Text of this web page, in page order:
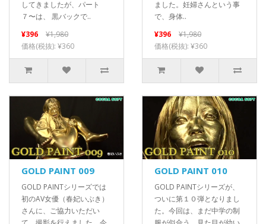
してきましたが、パート
７〜は、 黒バックで..
¥396
¥1,980
価格(税抜): ¥360
ました。妊婦さんという事
で、身体..
¥396
¥1,980
価格(税抜): ¥360
GOLD PAINT 009
GOLD PAINTシリーズでは
初のAV女優（春妃いぶき）
さんに、ご協力いただい
GOLD PAINT 010
GOLD PAINTシリーズが、
ついに第１０弾となりまし
た。今回は、まだ中学の制